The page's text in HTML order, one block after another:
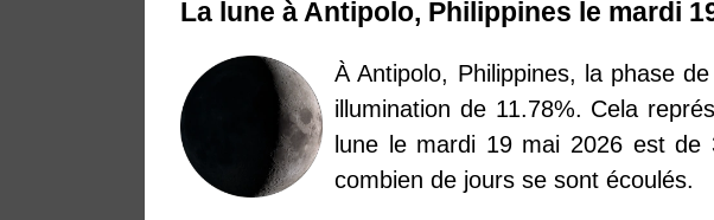
La lune à Antipolo, Philippines le mardi
À Antipolo, Philippines, la phase
illumination de 11.78%. Cela
lune le mardi 19 mai 2026 est de
combien de jours se sont écoulés.